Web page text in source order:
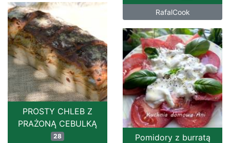
RafalCook
PROSTY CHLEB Z
PRAŻONĄ CEBULKĄ
28 Pomidory z burratą